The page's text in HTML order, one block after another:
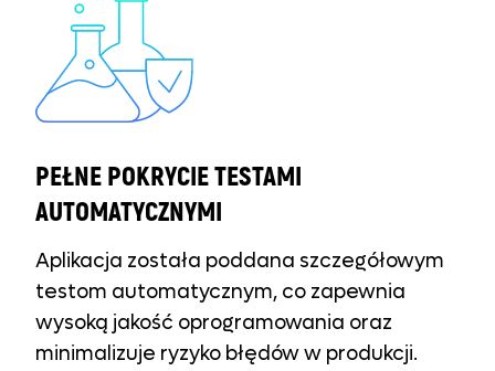
PEŁNE POKRYCIE TESTAMI
AUTOMATYCZNYMI
Aplikacja została poddana szczegółowym
testom automatycznym, co zapewnia
wysoką jakość oprogramowania oraz
minimalizuje ryzyko błędów w produkcji.